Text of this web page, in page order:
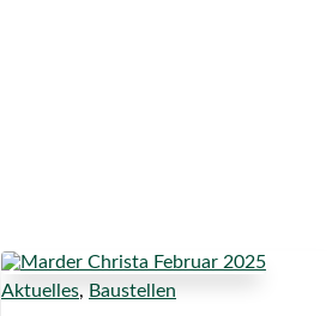
Aktuelles, Baustellen